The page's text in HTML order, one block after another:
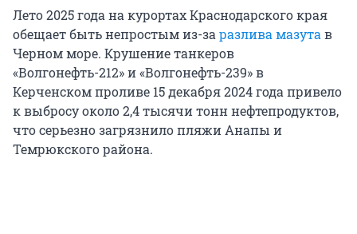
Лето 2025 года на курортах Краснодарского края
обещает быть непростым из-заразлива мазутав
Черном море. Крушение танкеров
«Волгонефть-212» и «Волгонефть-239» в
Керченском проливе 15 декабря 2024 года привело
к выбросу около 2,4 тысячи тонн нефтепродуктов,
что серьезно загрязнило пляжи Анапы и
Темрюкского района.